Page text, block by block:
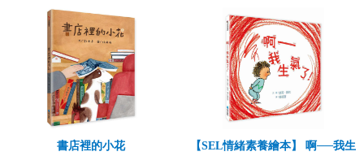
書店裡的小花
【SEL情緒素養繪本】 啊──我生